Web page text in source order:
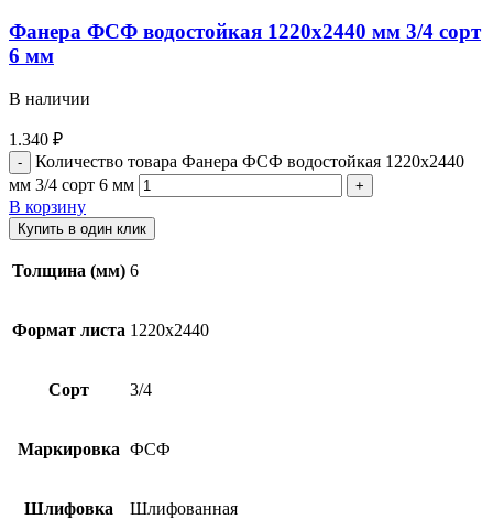
Фанера ФСФ водостойкая 1220х2440 мм 3/4 сорт
6 мм
В наличии
1.340 ₽
Количество товара Фанера ФСФ водостойкая 1220х2440
мм 3/4 сорт 6 мм
В корзину
Купить в один клик
Толщина (мм) 6
Формат листа 1220х2440
Сорт 3/4
Маркировка ФСФ
Шлифовка Шлифованная